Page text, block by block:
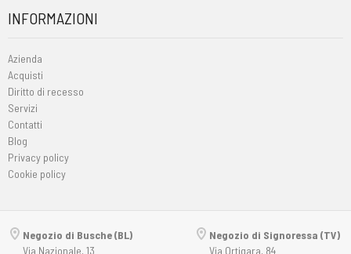
INFORMAZIONI
Azienda
Acquisti
Diritto di recesso
Servizi
Contatti
Blog
Privacy policy
Cookie policy
Negozio di Busche (BL)
Via Nazionale, 13
Negozio di Signoressa (TV)
Via Ortigara, 84